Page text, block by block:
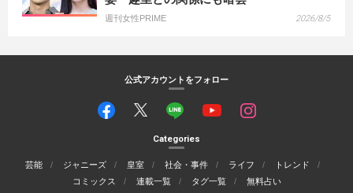
週刊女性PRIME 2026/8/5
公式アカウントをフォロー
Categories
芸能 ジャニーズ 皇室 社会・事件 ライフ
トレンド
コミックス
連載一覧 タグ一覧 無料占い